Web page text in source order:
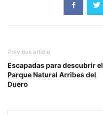
Previous article
Escapadas para descubrir el
Parque Natural Arribes del
Duero